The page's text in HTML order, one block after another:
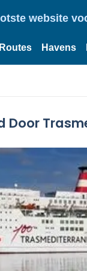
website
Routes Havens
Door